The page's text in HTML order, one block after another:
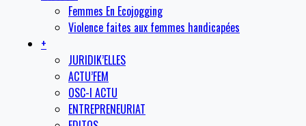
Femmes En Ecojogging
Violence faites aux femmes handicapées
+
JURIDIK’ELLES
ACTU’FEM
OSC-I ACTU
ENTREPRENEURIAT